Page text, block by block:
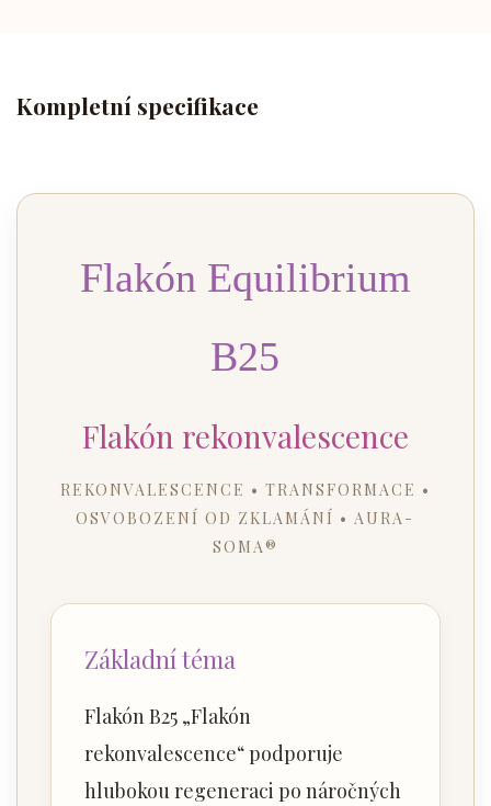
Kompletní specifikace
Flakón Equilibrium
B25
Flakón rekonvalescence
REKONVALESCENCE • TRANSFORMACE •
OSVOBOZENÍ OD ZKLAMÁNÍ • AURA-
SOMA®
Základní téma
Flakón B25 „Flakón
rekonvalescence“ podporuje
hlubokou regeneraci po náročných